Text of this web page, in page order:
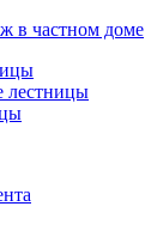
в частном доме
лестницы